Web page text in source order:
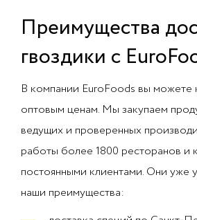
Преимущества
гвоздики с
В компании EuroFoods вы можете
оптовым ценам. Мы закупаем
ведущих и проверенных
работы более 1800 ресторанов и
постоянными клиентами. Они уже
наши преимущества: